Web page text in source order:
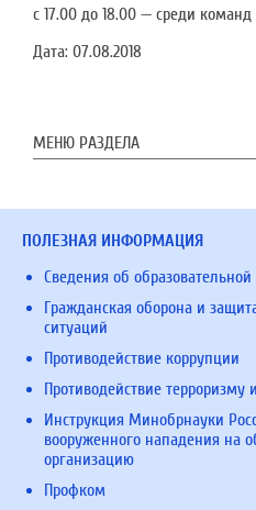
с 17.00 до 18.00 — среди
Дата: 07.08.2018
МЕНЮ РАЗДЕЛА
ПОЛЕЗНАЯ ИНФОРМАЦИЯ
Сведения об
Гражданская оборона и
ситуаций
Противодействие коррупции
Противодействие терроризму
Инструкция Минобрнауки
вооруженного нападения на
организацию
Профком